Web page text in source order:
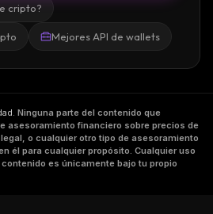
cripto?
Mejores API de wallets
. Ninguna parte del contenido que
asesoramiento financiero sobre precios de
o cualquier otro tipo de asesoramiento
él para cualquier propósito. Cualquier uso
es únicamente bajo tu propio